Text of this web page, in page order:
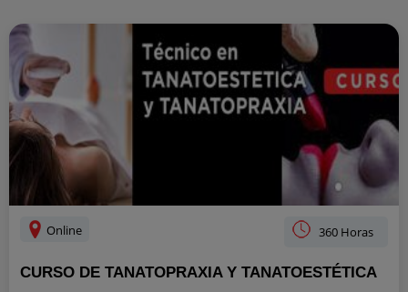
Online 360 Horas
CURSO DE TANATOPRAXIA Y TANATOESTÉTICA